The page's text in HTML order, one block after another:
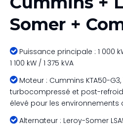
Somer +
Puissance principale : 1 000
1 100 kW / 1 375 kVA
Moteur : Cummins KTA50-G3,
turbocompressé et post-
élevé pour les environnements
Alternateur : Leroy-Somer